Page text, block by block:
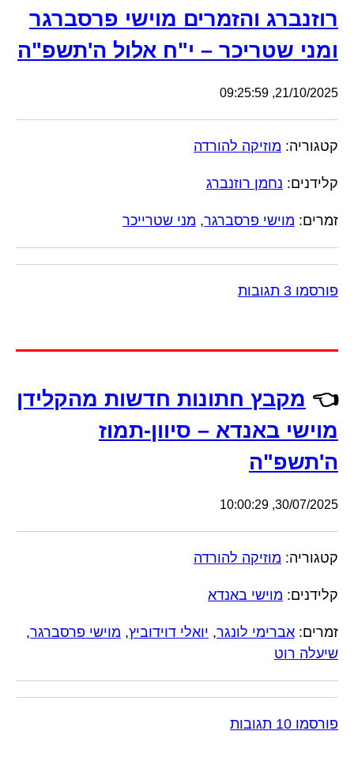
רוזנברג והזמרים מוישי פרסברגר
ומני שטריכר – י"ח אלול ה'תשפ"ה
21/10/2025, 09:25:59
קטגוריה: מוזיקה להורדה
קלידנים: נחמן רוזנברג
זמרים: מוישי פרסברגר, מני שטרייכר
פורסמו 3 תגובות
👈 מקבץ חתונות חדשות מהקלידן
מוישי באנדא – סיוון-תמוז
ה'תשפ"ה
30/07/2025, 10:00:29
קטגוריה: מוזיקה להורדה
קלידנים: מוישי באנדא
זמרים: אברימי לונגר, יואלי דוידוביץ, מוישי פרסברגר,
שיעלה רוט
פורסמו 10 תגובות